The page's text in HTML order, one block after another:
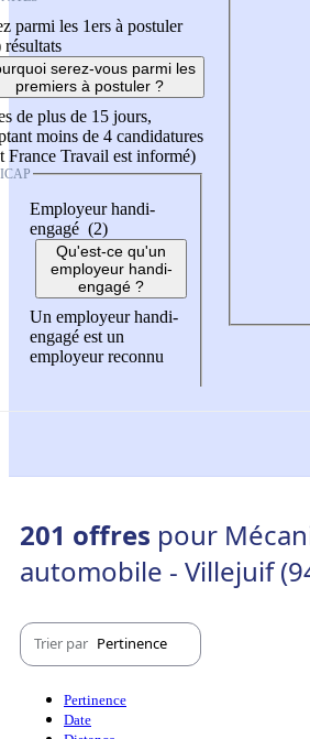
parmi les 1ers à postuler
résultats
serez-vous parmi les
premiers à postuler ?
de plus de 15 jours,
moins de 4 candidatures
France Travail est informé)
Employeur handi-
engagé (2)
Qu'est-ce qu'un
employeur handi-
engagé ?
Un employeur handi-
engagé est un
employeur reconnu
201 offres pour
automobile - Villejuif
Trier par Pertinence
Pertinence
Date